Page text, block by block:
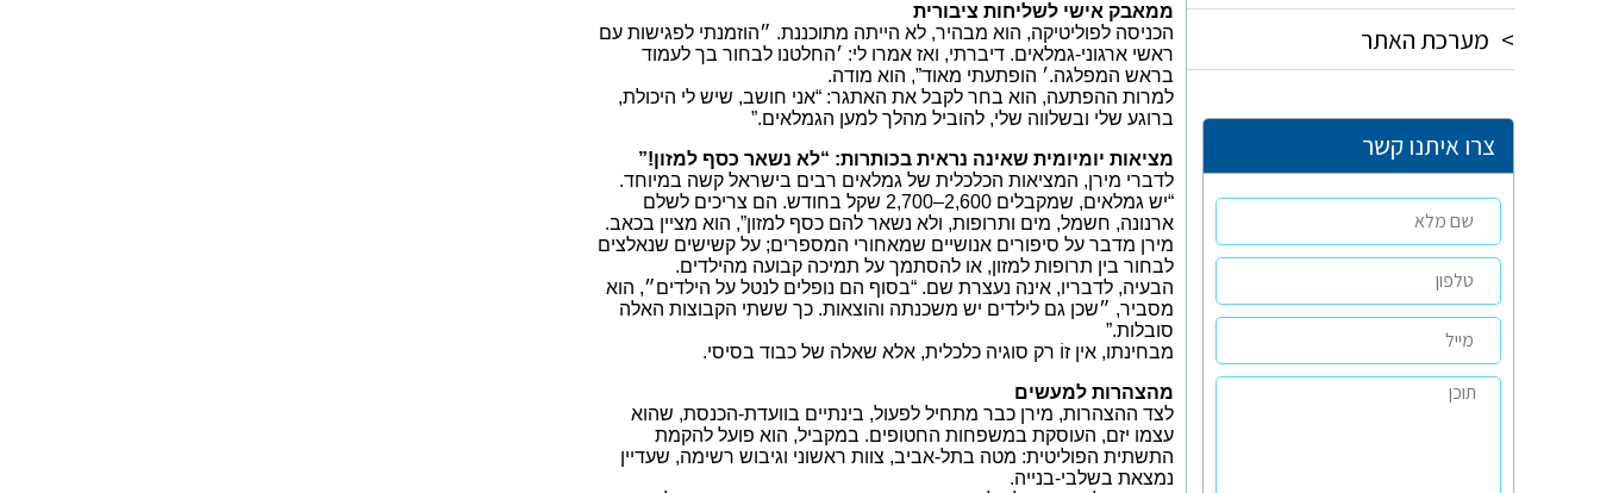
> מערכת האתר
צרו איתנו קשר
ממאבק אישי לשליחות ציבורית
הכניסה לפוליטיקה, הוא מבהיר, לא הייתה מתוכננת. ״הוזמנתי לפגישות עם
ראשי ארגוני-גמלאים. דיברתי, ואז אמרו לי: ׳החלטנו לבחור בך לעמוד
בראש המפלגה.׳ הופתעתי מאוד”, הוא מודה.
למרות ההפתעה, הוא בחר לקבל את האתגר: “אני חושב, שיש לי היכולת,
ברוגע שלי ובשלווה שלי, להוביל מהלך למען הגמלאים.”
מציאות יומיומית שאינה נראית בכותרות: “לא נשאר כסף למזון!”
לדברי מירן, המציאות הכלכלית של גמלאים רבים בישראל קשה במיוחד.
“יש גמלאים, שמקבלים 2,600–2,700 שקל בחודש. הם צריכים לשלם
ארנונה, חשמל, מים ותרופות, ולא נשאר להם כסף למזון”, הוא מציין בכאב.
מירן מדבר על סיפורים אנושיים שמאחורי המספרים; על קשישים שנאלצים
לבחור בין תרופות למזון, או להסתמך על תמיכה קבועה מהילדים.
הבעיה, לדבריו, אינה נעצרת שם. “בסוף הם נופלים לנטל על הילדים״, הוא
מסביר, ״שכן גם לילדים יש משכנתה והוצאות. כך ששתי הקבוצות האלה
סובלות.”
מבחינתו, אין זוֹ רק סוגיה כלכלית, אלא שאלה של כבוד בסיסי.
מהצהרות למעשים
לצד ההצהרות, מירן כבר מתחיל לפעול, בינתיים בוועדת-הכנסת, שהוא
עצמו יזם, העוסקת במשפחות החטופים. במקביל, הוא פועל להקמת
התשתית הפוליטית: מטה בתל-אביב, צוות ראשוני וגיבוש רשימה, שעדיין
נמצאת בשלבי-בנייה.